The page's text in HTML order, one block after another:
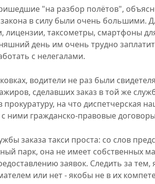
"на разбор полётов",
закона в силу были очень большими.
лицензии, таксометры, смартфоны
день им очень трудно
с нелегалами.
водители не раз были
сделавших заказ в той же
прокуратуру, на что
с ними гражданско-правовые
заказа такси проста: со слов
парк, она не имеет собственных
заявок. Следить за тем,
или нет - якобы не в их